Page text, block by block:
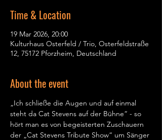
Time & Location
19 Mar 2026, 20:00
Kulturhaus Osterfeld / Trio, Osterfeldstraße
12, 75172 Pforzheim, Deutschland
About the event
„Ich schließe die Augen und auf einmal
steht da Cat Stevens auf der Bühne“ - so
hört man es von begeisterten Zuschauern
der „Cat Stevens Tribute Show“ um Sänger